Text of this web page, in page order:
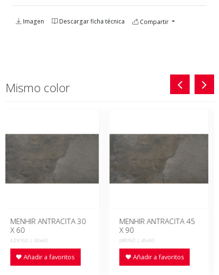
Imagen Descargar ficha técnica Compartir
Mismo color
MENHIR ANTRACITA 30
X 60
EZK760 | 30x60
Añadir a favoritos
MENHIR ANTRACITA 45
X 90
JBR760 | 45x90
Añadir a favoritos